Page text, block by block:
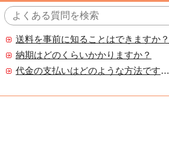
送料を事前に知ることはできますか？
納期はどのくらいかかりますか？
代金の支払いはどのような方法ですか？